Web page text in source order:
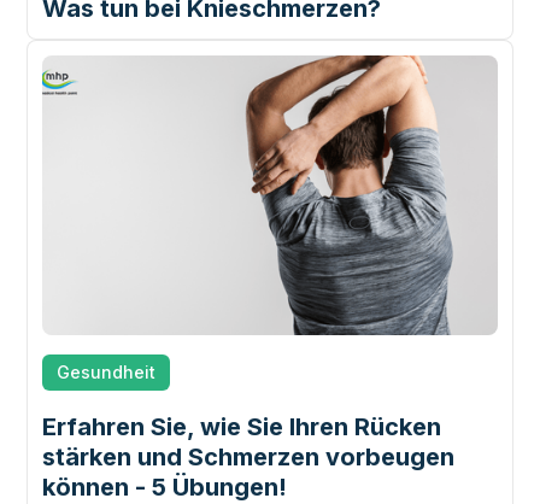
Was tun bei Knieschmerzen?
Gesundheit
Erfahren Sie, wie Sie Ihren Rücken
stärken und Schmerzen vorbeugen
können - 5 Übungen!